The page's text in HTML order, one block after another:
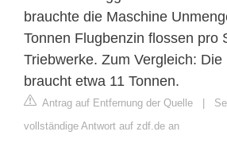
brauchte die Maschine
Tonnen Flugbenzin flossen pro
Triebwerke. Zum Vergleich: Die
braucht etwa 11 Tonnen.
Antrag auf Entfernung der Quelle
vollständige Antwort auf zdf.de an